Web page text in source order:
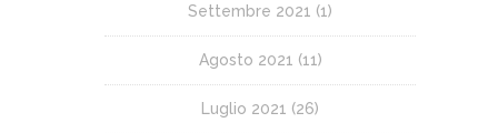
Settembre 2021 (1)
Agosto 2021 (11)
Luglio 2021 (26)